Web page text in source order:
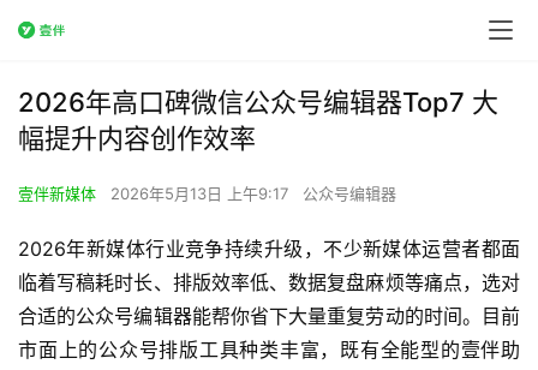
2026年高口碑微信公众号编辑器Top7 大
幅提升内容创作效率
壹伴新媒体 2026年5月13日 上午9:17 公众号编辑器
2026年新媒体行业竞争持续升级，不少新媒体运营者都面
临着写稿耗时长、排版效率低、数据复盘麻烦等痛点，选对
合适的公众号编辑器能帮你省下大量重复劳动的时间。目前
市面上的公众号排版工具种类丰富，既有全能型的壹伴助